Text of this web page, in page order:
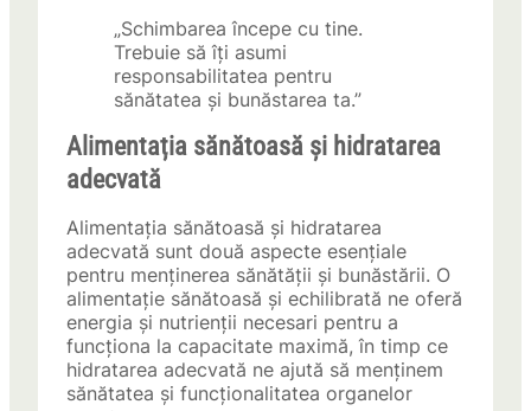
„Schimbarea începe cu tine.
Trebuie să îți asumi
responsabilitatea pentru
sănătatea și bunăstarea ta.”
Alimentația sănătoasă și hidratarea
adecvată
Alimentația sănătoasă și hidratarea
adecvată sunt două aspecte esențiale
pentru menținerea sănătății și bunăstării. O
alimentație sănătoasă și echilibrată ne oferă
energia și nutrienții necesari pentru a
funcționa la capacitate maximă, în timp ce
hidratarea adecvată ne ajută să menținem
sănătatea și funcționalitatea organelor